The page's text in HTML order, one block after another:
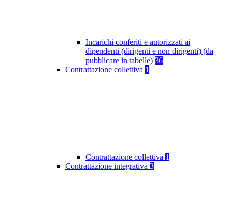
Incarichi conferiti e autorizzati ai
dipendenti (dirigenti e non dirigenti) (da
pubblicare in tabelle) 36
Contrattazione collettiva 1
Contrattazione collettiva 1
Contrattazione integrativa 3